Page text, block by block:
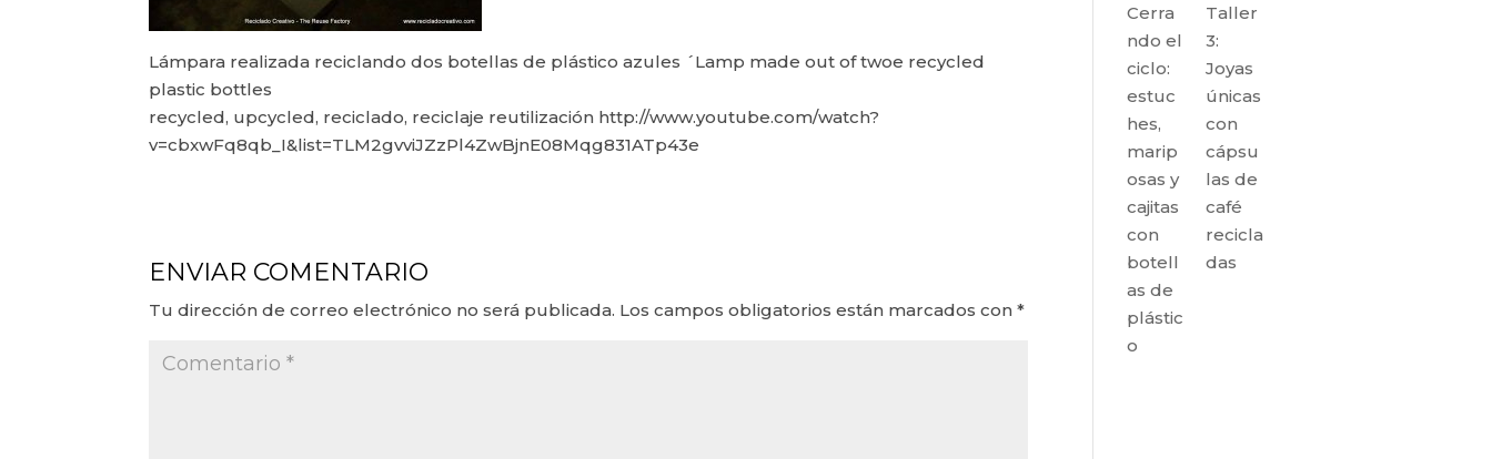
Lámpara realizada reciclando dos botellas de plástico azules ´Lamp made out of twoe recycled
plastic bottles
recycled, upcycled, reciclado, reciclaje reutilización http://www.youtube.com/watch?
v=cbxwFq8qb_I&list=TLM2gvviJZzPl4ZwBjnE08Mqg831ATp43e
ENVIAR COMENTARIO
Tu dirección de correo electrónico no será publicada. Los campos obligatorios están marcados con*
Cerra
ndo el
ciclo:
estuc
hes,
marip
osas y
cajitas
con
botell
as de
plástic
o
Taller
3:
Joyas
únicas
con
cápsu
las de
café
recicla
das